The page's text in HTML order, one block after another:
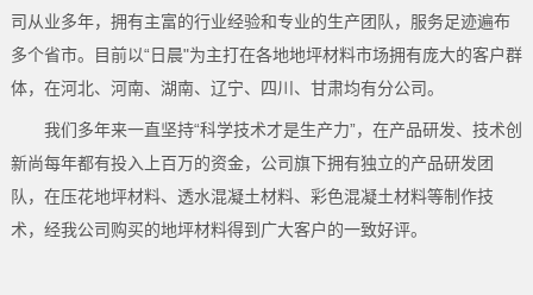
司从业多年，拥有主富的行业经验和专业的生产团队，服务足迹遍布
多个省市。目前以“日晨"为主打在各地地坪材料市场拥有庞大的客户群
体，在河北、河南、湖南、辽宁、四川、甘肃均有分公司。
我们多年来一直坚持“科学技术才是生产力”，在产品研发、技术创
新尚每年都有投入上百万的资金，公司旗下拥有独立的产品研发团
队，在压花地坪材料、透水混凝土材料、彩色混凝土材料等制作技
术，经我公司购买的地坪材料得到广大客户的一致好评。